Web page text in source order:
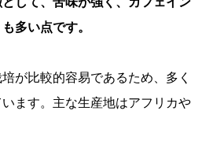
多い点です。
が比較的容易であるため、多く
ます。主な生産地はアフリカや